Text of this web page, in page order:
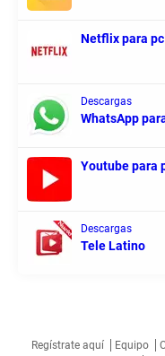
Netflix para pc
Descargas
WhatsApp
Youtube para
Descargas
Tele Latino
Regístrate aquí Equipo